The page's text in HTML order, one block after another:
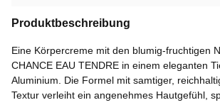
Produktbeschreibung
Eine Körpercreme mit den blumig-fruchtigen
CHANCE EAU TENDRE in einem eleganten
Aluminium. Die Formel mit samtiger,
Textur verleiht ein angenehmes Hautgefühl,